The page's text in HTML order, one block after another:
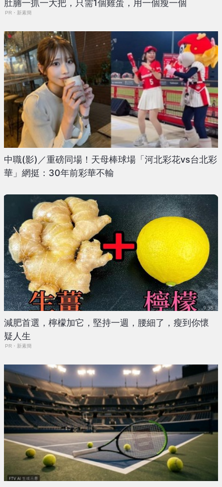
肚腩一抓一大把，只需1個雞蛋，用一個瘦一個
PR・新素簡
中職(影)／重磅同場！天母棒球場「河北彩花vs台北彩
華」網挺：30年前彩華不輸
減肥首選，檸檬加它，堅持一週，腰細了，瘦到你懷
疑人生
PR・新素簡